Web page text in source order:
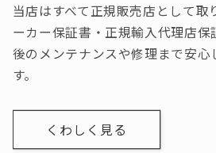
当店はすべて正規販売店として取
ーカー保証書・正規輸入代理店
後のメンテナンスや修理まで安心
す。
くわしく見る